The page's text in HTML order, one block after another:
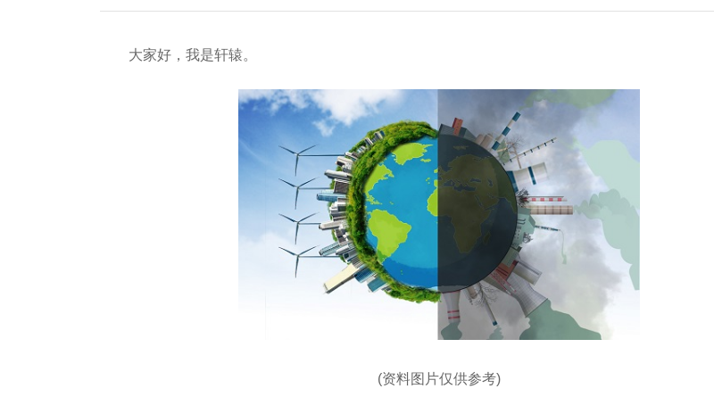
大家好，我是轩辕。
(资料图片仅供参考)